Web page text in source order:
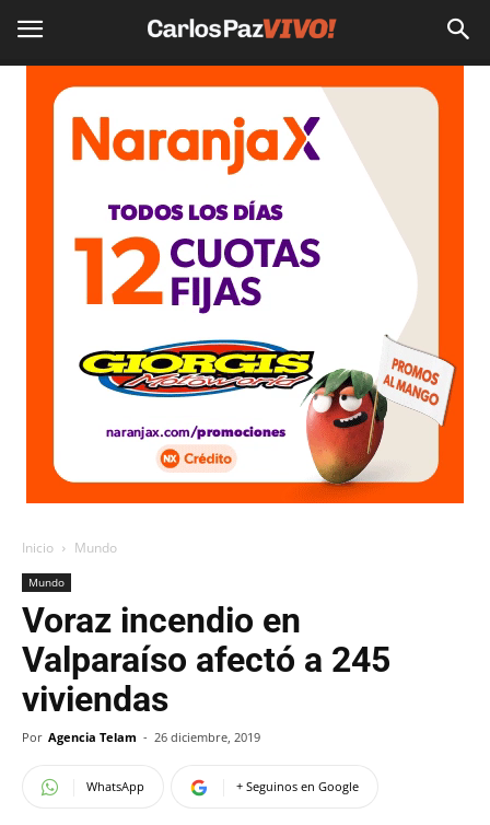
Inicio Mundo
Mundo
Voraz incendio en
Valparaíso afectó a 245
viviendas
Por Agencia Telam - 26 diciembre, 2019
WhatsApp + Seguinos en Google